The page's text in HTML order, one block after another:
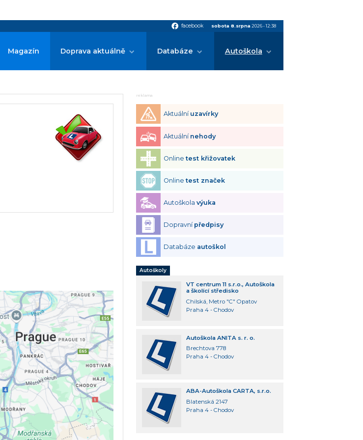
facebook facebook sobota 8.srpna 2026•12:38
Magazín Doprava aktuálně Databáze Autoškola
reklama
Aktuální uzavírky
Aktuální nehody
Onlinetest křižovatek
Onlinetest značek
Autoškolavýuka
Dopravní předpisy
Databáze autoškol
Autoškoly
VT centrum 11 s.r.o., Autoškola
a školící středisko
Chilská, Metro "C" Opatov
Praha 4 - Chodov
Autoškola ANITA s. r. o.
Brechtova 778
Praha 4 - Chodov
ABA-Autoškola CARTA, s.r.o.
Blatenská 2147
Praha 4 - Chodov